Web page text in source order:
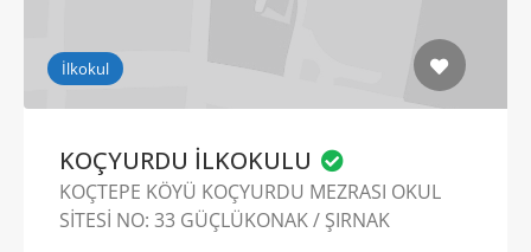
İlkokul
KOÇYURDU İLKOKULU
KOÇTEPE KÖYÜ KOÇYURDU MEZRASI OKUL
SİTESİ NO: 33 GÜÇLÜKONAK / ŞIRNAK